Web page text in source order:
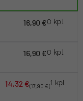
16,90 €0 kpl
16,90 €0 kpl
14,32 €(17,90 €)1 kpl